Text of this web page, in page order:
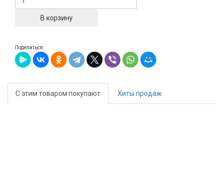
Поделиться:
С этим товаром покупают Хиты продаж